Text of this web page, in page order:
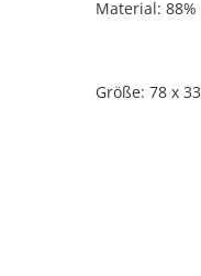
Material:
Größe: 78 x